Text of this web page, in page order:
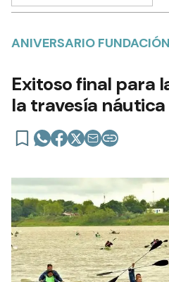
ANIVERSARIO
Exitoso final para
la travesía náutica